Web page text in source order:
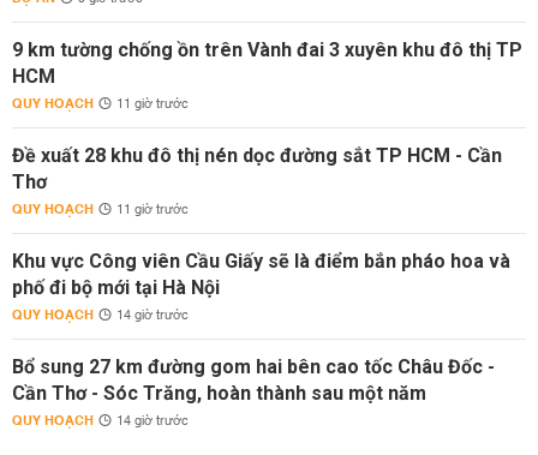
9 km tường chống ồn trên Vành đai 3 xuyên khu đô thị TP
HCM
QUY HOẠCH 11 giờ trước
Đề xuất 28 khu đô thị nén dọc đường sắt TP HCM - Cần
Thơ
QUY HOẠCH 11 giờ trước
Khu vực Công viên Cầu Giấy sẽ là điểm bắn pháo hoa và
phố đi bộ mới tại Hà Nội
QUY HOẠCH 14 giờ trước
Bổ sung 27 km đường gom hai bên cao tốc Châu Đốc -
Cần Thơ - Sóc Trăng, hoàn thành sau một năm
QUY HOẠCH 14 giờ trước